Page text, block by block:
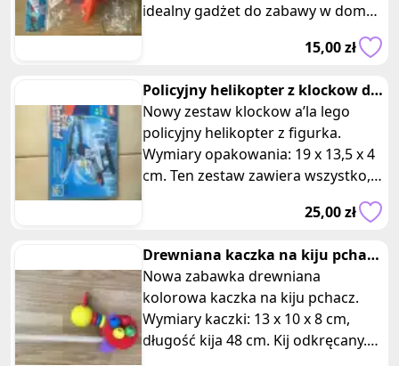
idealny gadżet do zabawy w domu,
15,00 zł
Policyjny helikopter z klockow dla
dzieci
Nowy zestaw klockow a’la lego
policyjny helikopter z figurka.
Wymiary opakowania: 19 x 13,5 x 4
cm. Ten zestaw zawiera wszystko,
25,00 zł
Drewniana kaczka na kiju pchacz
z koralikami
Nowa zabawka drewniana
kolorowa kaczka na kiju pchacz.
Wymiary kaczki: 13 x 10 x 8 cm,
długość kija 48 cm. Kij odkręcany.